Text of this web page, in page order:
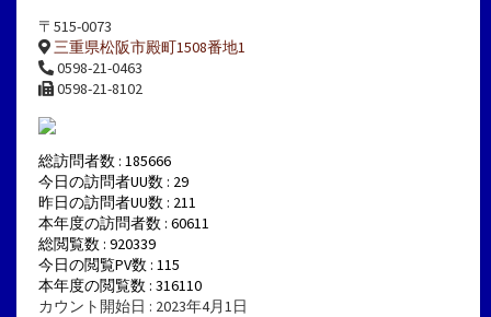
〒515-0073
三重県松阪市殿町1508番地1
0598-21-0463
0598-21-8102
総訪問者数 : 185666
今日の訪問者UU数 : 29
昨日の訪問者UU数 : 211
本年度の訪問者数 : 60611
総閲覧数 : 920339
今日の閲覧PV数 : 115
本年度の閲覧数 : 316110
カウント開始日 : 2023年4月1日